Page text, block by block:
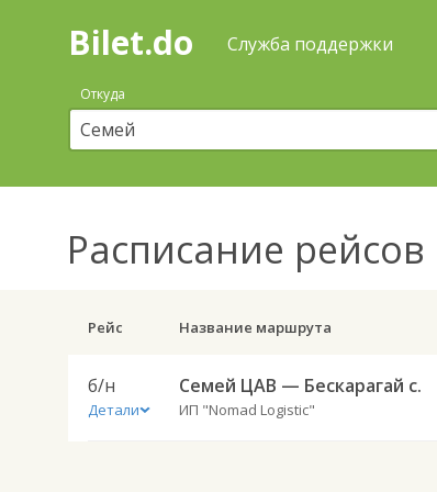
Поиск
покупка
билетов
автобус
онлайн
Bilet.do Служба поддержки
Откуда
Расписание рейсов
Рейс Название маршрута
б/н
Детали
Семей ЦАВ — Бескарагай с.
ИП "Nomad Logistic"